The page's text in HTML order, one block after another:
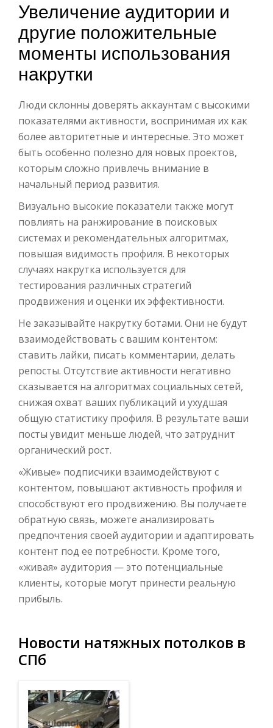
Увеличение аудитории и
другие положительные
моменты использования
накрутки
Люди склонны доверять аккаунтам с высокими
показателями активности, воспринимая их как
более авторитетные и интересные. Это может
быть особенно полезно для новых проектов,
которым сложно привлечь внимание в
начальный период развития.
Визуально высокие показатели также могут
повлиять на ранжирование в поисковых
системах и рекомендательных алгоритмах,
повышая видимость профиля. В некоторых
случаях накрутка используется для
тестирования различных стратегий
продвижения и оценки их эффективности.
Не заказывайте накрутку ботами. Они не будут
взаимодействовать с вашим контентом:
ставить лайки, писать комментарии, делать
репосты. Отсутствие активности негативно
сказывается на алгоритмах социальных сетей,
снижая охват ваших публикаций и ухудшая
общую статистику профиля. В результате ваши
посты увидит меньше людей, что затруднит
органический рост.
«Живые» подписчики взаимодействуют с
контентом, повышают активность профиля и
способствуют его продвижению. Вы получаете
обратную связь, можете анализировать
предпочтения своей аудитории и адаптировать
контент под ее потребности. Кроме того,
«живая» аудитория — это потенциальные
клиенты, которые могут принести реальную
прибыль.
Новости натяжных потолков в
СПб